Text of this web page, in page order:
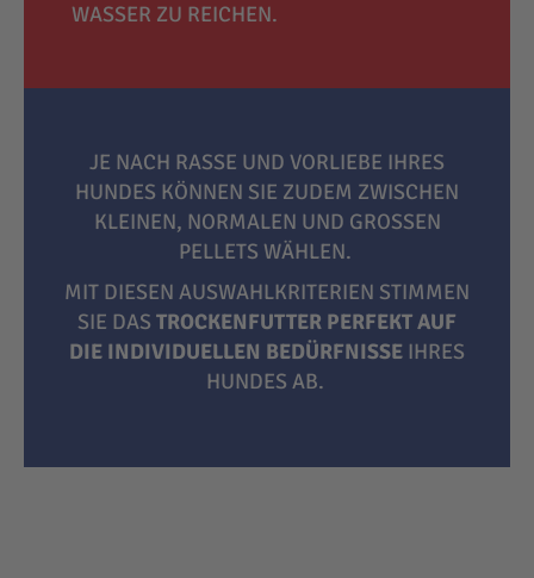
WASSER ZU REICHEN.
JE NACH RASSE UND VORLIEBE IHRES
HUNDES KÖNNEN SIE ZUDEM ZWISCHEN
KLEINEN, NORMALEN UND GROSSEN P
ELLETS WÄHLEN.
MIT DIESEN AUSWAHLKRITERIEN STIMMEN
SIE DAS TROCKENFUTTER PERFEKT AUF
DIE INDIVIDUELLEN BEDÜRFNISSE IHRES
HUNDES AB.